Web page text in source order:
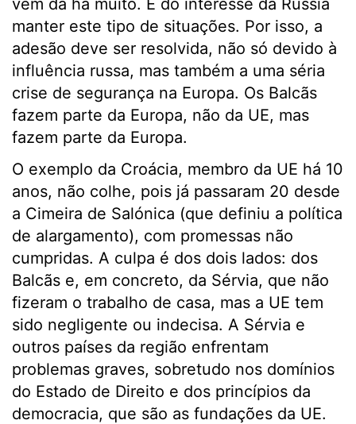
vem da há muito. É do interesse da Rússia
manter este tipo de situações. Por isso, a
adesão deve ser resolvida, não só devido à
influência russa, mas também a uma séria
crise de segurança na Europa. Os Balcãs
fazem parte da Europa, não da UE, mas
fazem parte da Europa.
O exemplo da Croácia, membro da UE há 10
anos, não colhe, pois já passaram 20 desde
a Cimeira de Salónica (que definiu a política
de alargamento), com promessas não
cumpridas. A culpa é dos dois lados: dos
Balcãs e, em concreto, da Sérvia, que não
fizeram o trabalho de casa, mas a UE tem
sido negligente ou indecisa. A Sérvia e
outros países da região enfrentam
problemas graves, sobretudo nos domínios
do Estado de Direito e dos princípios da
democracia, que são as fundações da UE.